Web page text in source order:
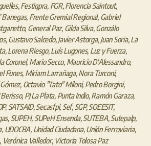
,Festiqpra, FGR,Florencia Saintout,
Banegas, Frente Gremial Regional, Gabriel
, General Paz, Gilda Silva,Gonzálo
,Gustavo Salcedo,Javier Astorga,Juan Soria,La
,Lorena Riesgo,Luís Lugones, Luz y Fuerza,
Coronel,Mario Secco, Mauricio D'Alessandro,
Funes, Miriam Larrañaga,Nora Turconi,
, Octavio "Tato" Miloni, Pedro Borgini,
Berisso, PJ La Plata, Punta Indio,Ramón Garaza,
, SATSAID,Secasfpi, Sef, SGP,SOEESIT,
, SUPEH, SUPeH Ensenda,SUTEBA,Sutepalp,
, UDOCBA, Unidad Ciudadana,Unión Ferroviaria,
, Verónica Valledor, Victoria Tolosa Paz